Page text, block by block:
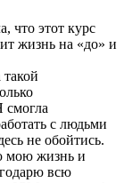
что этот курс
жизнь на «до» и
смогла
с людьми
не обойтись.
мою жизнь и
всю